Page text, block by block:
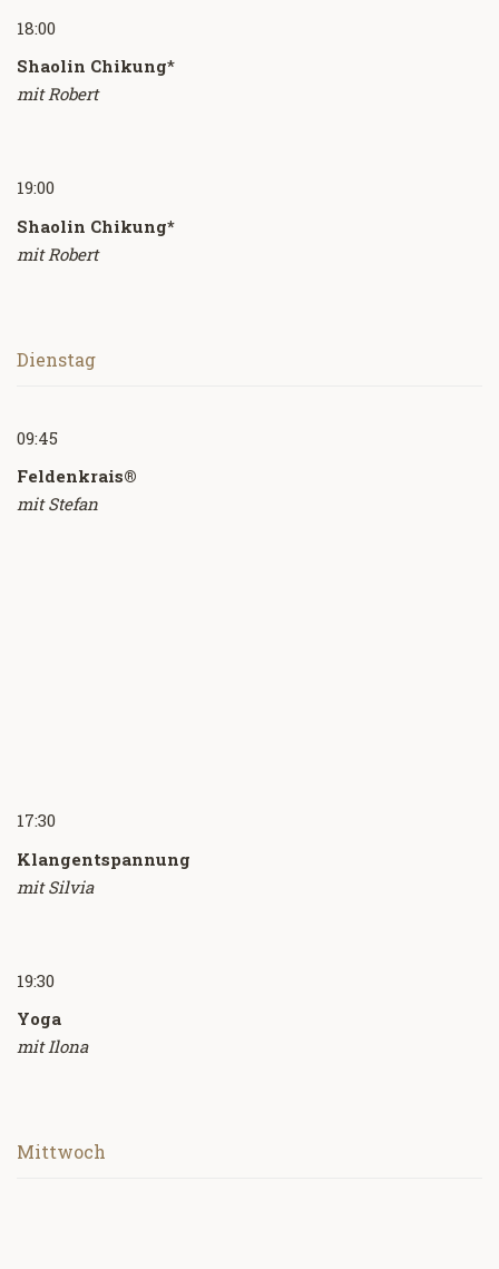
18:00
Shaolin Chikung*
mit Robert
19:00
Shaolin Chikung*
mit Robert
Dienstag
09:45
Feldenkrais®
mit Stefan
17:30
Klangentspannung
mit Silvia
19:30
Yoga
mit Ilona
Mittwoch